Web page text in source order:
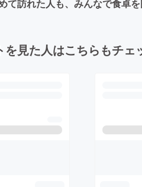
て訪れた人も、みんなで食卓
を見た人はこちらもチェ